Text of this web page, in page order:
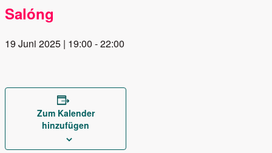
Salóng
19 Juni 2025 | 19:00 -22:00
Zum Kalender
hinzufügen